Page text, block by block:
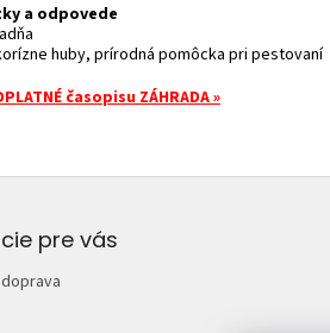
a odpovede
huby, prírodná pomôcka pri pestovaní
časopisu ZÁHRADA»
pre vás